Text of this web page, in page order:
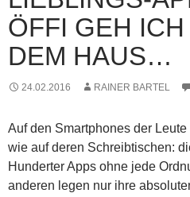
ÖFFI GEH
DEM HAUS…
24.02.2016 RAINER BARTEL
Auf den Smartphones der
wie auf deren Schreibtischen:
Hunderter Apps ohne jede
anderen legen nur ihre